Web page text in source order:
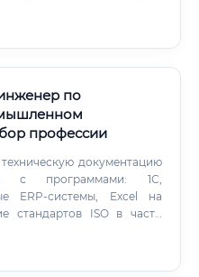
и т.д.). В его ведении
и повышения
по
профессии
документацию
с программами: 1С,
ERP-системы, Excel на
стандартов ISO в части